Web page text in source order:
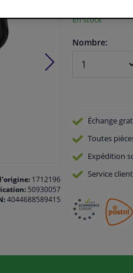
1712196
50930057
4044688589415
En stock
Nombre:
Échange
Toutes
Expédition
Serviceclient